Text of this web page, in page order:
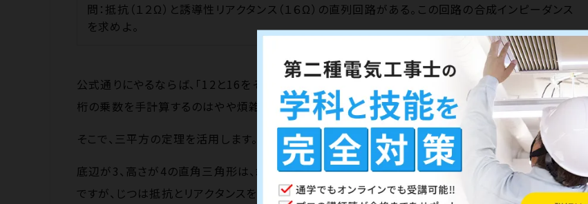
問：抵抗（１２Ω）と誘導性リアクタンス（１６Ω）の直列回路がある。この回路の合成インピーダンス
を求めよ。
公式通りにやるならば、「12と16をそれぞれ二乗し、その和のルートをとる」ことになります。しかし、2
桁の乗数を手計算するのはやや煩雑です。
そこで、三平方の定理を活用します。
底辺が3、高さが4の直角三角形は、斜辺が5になりますよね。詳しくはテキストを参照いただきたいの
ですが、じつは抵抗とリアクタンスをベクトルで書くと、まさに底辺が抵抗、高さがリアクタンスになりま